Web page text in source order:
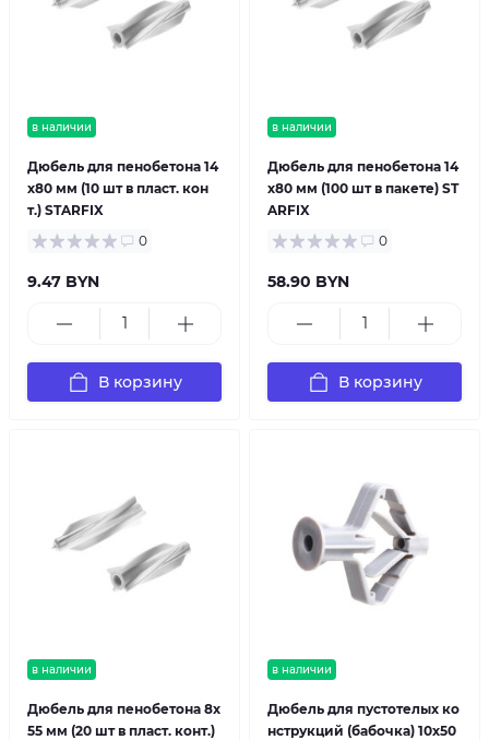
в наличии
Дюбель для пенобетона 14
х80 мм (10 шт в пласт. кон
т.) STARFIX
0
9.47 BYN
В корзину
в наличии
Дюбель для пенобетона 14
х80 мм (100 шт в пакете) ST
ARFIX
0
58.90 BYN
В корзину
в наличии
Дюбель для пенобетона 8х
55 мм (20 шт в пласт. конт.)
в наличии
Дюбель для пустотелых ко
нструкций (бабочка) 10х50